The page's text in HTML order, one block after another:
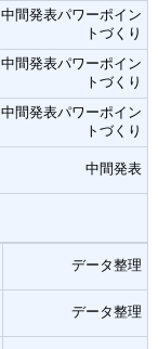
中間発表パワーポイン
トづくり
中間発表パワーポイン
トづくり
中間発表パワーポイン
トづくり
中間発表
データ整理
データ整理